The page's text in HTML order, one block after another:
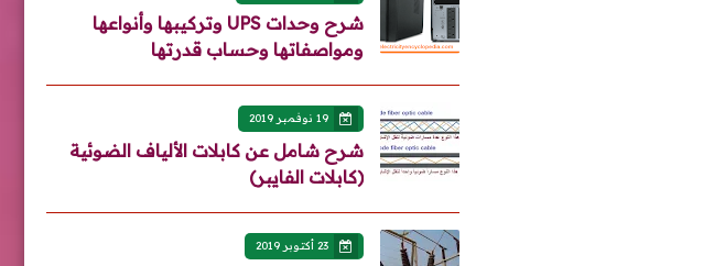
شرح وحدات UPS وتركيبها وأنواعها
ومواصفاتها وحساب قدرتها
19 نوفمبر 2019
شرح شامل عن كابلات الألياف الضوئية
(كابلات الفايبر)
23 أكتوبر 2019